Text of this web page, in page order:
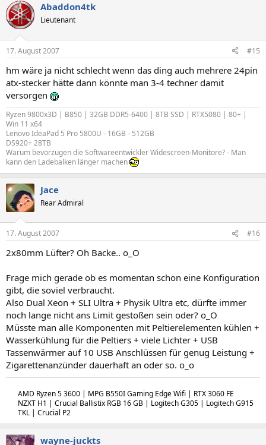
Abaddon4tk
Lieutenant
17. August 2007 #15
hm wäre ja nicht schlecht wenn das ding auch mehrere 24pin
atx-stecker hätte dann könnte man 3-4 techner damit
versorgen
Ryzen 9800x3D | B850 | 32GB DDR5-6400 | 8TB SSD | RTX5080 | 80+ |
Win 11 x64
Lenovo IdeaPad 5 Pro 5800U - 16GB - 512GB
DS920+ 28TB
Warum bevorzugen die Softwareentwickler Widescreen-Monitore? - Man
kann den Ladebalken länger machen
Jace
Rear Admiral
17. August 2007 #16
2x80mm Lüfter? Oh Backe.. o_O
Frage mich gerade ob es momentan schon eine Konfiguration
gibt, die soviel verbraucht.
Also Dual Xeon + SLI Ultra + Physik Ultra etc, dürfte immer
noch lange nicht ans Limit gestoßen sein oder? o_O
Müsste man alle Komponenten mit Peltierelementen kühlen +
Wasserkühlung für die Peltiers + viele Lichter + USB
Tassenwärmer auf 10 USB Anschlüssen für genug Leistung +
Zigarettenanzünder dauerhaft an oder so. o_o
AMD Ryzen 5 3600 | MPG B550I Gaming Edge Wifi | RTX 3060 FE
NZXT H1 | Crucial Ballistix RGB 16 GB | Logitech G305 | Logitech G915
TKL | Crucial P2
wayne-juckts